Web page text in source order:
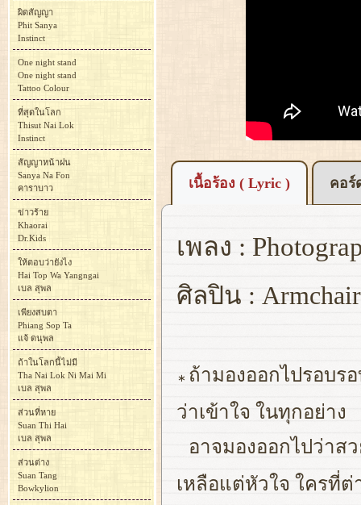
เนื้อร้อง ( Lyric ) คอร์
เพลง :
ศิลปิน : Armchair
∗ ถ้ามองออกไปรอบร
ว่าเข้าใจ ในทุกอย่าง
อาจมองออกไปว่าส
เหลือแต่หัวใจ ใครที่ต่
ผิดสัญญา
Phit Sanya
Instinct
One night stand
One night stand
Tattoo Colour
ที่สุดในโลก
Thisut Nai Lok
Instinct
สัญญาหน้าฝน
Sanya Na Fon
คาราบาว
ข่าวร้าย
Khaorai
Dr.Kids
ให้ตอบว่ายังไง
Hai Top Wa Yangngai
เบล สุพล
เพียงสบตา
Phiang Sop Ta
แจ้ ดนุพล
ถ้าในโลกนี้ไม่มี
Tha Nai Lok Ni Mai Mi
เบล สุพล
ส่วนที่หาย
Suan Thi Hai
เบล สุพล
ส่วนต่าง
Suan Tang
Bowkylion